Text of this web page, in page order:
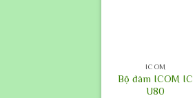
ICOM
Bộ đàm ICOM IC
U80